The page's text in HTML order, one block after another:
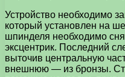
Устройство необходимо
который установлен на
шпинделя необходимо
эксцентрик. Последний
выточив центральную
внешнюю — из бронзы.